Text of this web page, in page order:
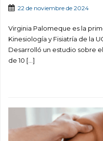
22 de noviembre de 2024
Virginia Palomeque es la
Kinesiología y Fisiatría de la
Desarrolló un estudio sobre
de 10 […]